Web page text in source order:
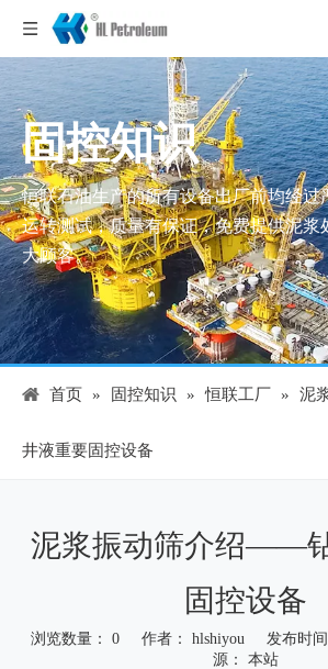
固控知识
恒联石油生产的所有设备出厂前均经过
运转测试，质量有保证，免费提供泥浆
大顾客。
首页 » 固控知识 » 恒联工厂 » 泥
井液重要固控设备
泥浆振动筛介绍——
固控设备
浏览数量： 0作者： hlshiyou 发布时
源： 本站